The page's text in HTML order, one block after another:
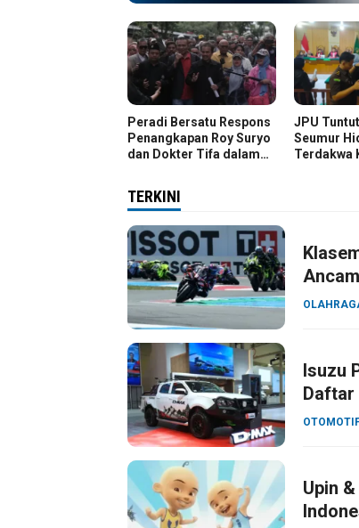
Peradi Bersatu Respons
Penangkapan Roy Suryo
dan Dokter Tifa dalam
JPU
Seumur
Terdakwa
TERKINI
Isuzu
Daftar
Upin